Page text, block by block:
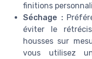
finitions
Séchage :
éviter le
housses sur
vous utilisez